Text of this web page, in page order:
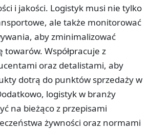
i jakości. Logistyk musi nie tylko
ale także monitorować
aby zminimalizować
towarów. Współpracuje z
oraz detalistami, aby
dotrą do punktów sprzedaży w
logistyk w branży
na bieżąco z przepisami
żywności oraz normami